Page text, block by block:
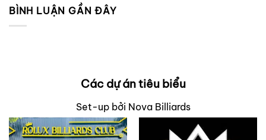
BÌNH LUẬN GẦN ĐÂY
Các dự án tiêu biểu
Set-up bởi Nova Billiards